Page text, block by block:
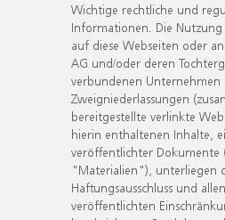
Wichtige rechtliche und
Informationen. Die
auf diese Webseiten oder
AG und/oder deren
verbundenen Unternehmen
Zweigniederlassungen
bereitgestellte verlinkte
hierin enthaltenen Inhalte,
veröffentlichter Dokumente
"Materialien"), unterliegen
Haftungsausschluss und
veröffentlichten